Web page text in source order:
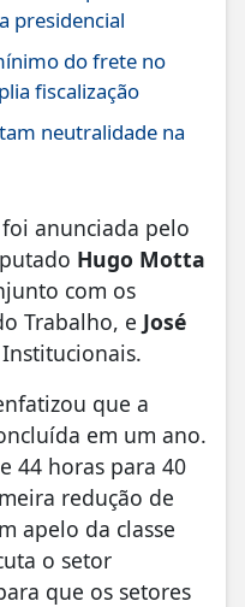
presidencial
do frete no
fiscalização
neutralidade na
anunciada pelo
Hugo Motta
com os
Trabalho, e José
Institucionais.
que a
em um ano.
44 horas para 40
redução de
apelo da classe
o setor
que os setores